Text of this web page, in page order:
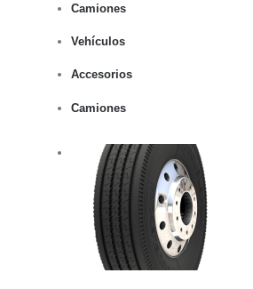
Camiones
Vehículos
Accesorios
Camiones